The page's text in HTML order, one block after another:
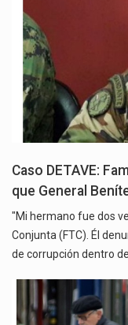
Caso DETAVE:
que General
"Mi hermano fue dos
Conjunta (FTC). Él
de corrupción dentro de